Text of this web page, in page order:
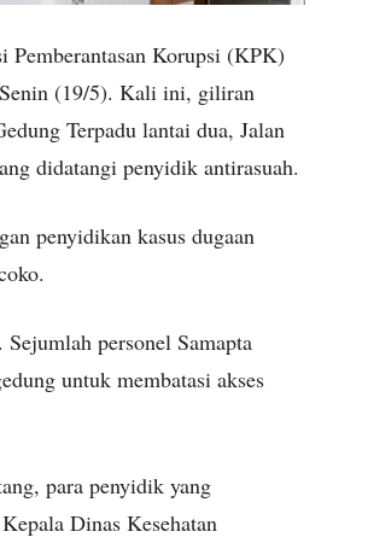
Korupsi (KPK)
(19/5). Kali ini, giliran
Terpadu lantai dua, Jalan
didatangi penyidik antirasuah.
penyidikan kasus dugaan
personel Samapta
untuk membatasi akses
para penyidik yang
Dinas Kesehatan